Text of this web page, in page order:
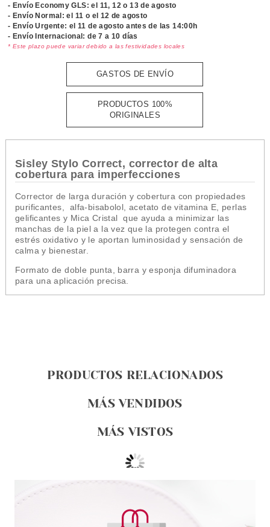
- Envío Economy GLS: el 11, 12 o 13 de agosto
- Envío Normal: el 11 o el 12 de agosto
- Envío Urgente: el11 de agosto antes de las 14:00h
- Envío Internacional: de 7 a 10 días
* Este plazo puede variar debido a las festividades locales
GASTOS DE ENVÍO
PRODUCTOS 100%
ORIGINALES
Sisley Stylo Correct, corrector de alta
cobertura para imperfecciones
Corrector de larga duración y cobertura con propiedades
purificantes, alfa-bisabolol, acetato de vitamina E, perlas
gelificantes y Mica Cristal que ayuda a minimizar las
manchas de la piel a la vez que la protegen contra el
estrés oxidativo y le aportan luminosidad y sensación de
calma y bienestar.
Formato de doble punta, barra y esponja difuminadora
para una aplicación precisa.
PRODUCTOS RELACIONADOS
MÁS VENDIDOS
MÁS VISTOS